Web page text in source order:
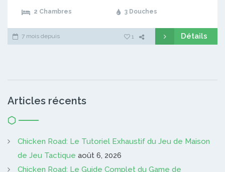
2 Chambres 3 Douches
7 mois depuis 1 Détails
Articles récents
Chicken Road: Le Tutoriel Exhaustif du Jeu de Maison
de Jeu Tactique août 6, 2026
Chicken Road: Le Guide Complet du Game de